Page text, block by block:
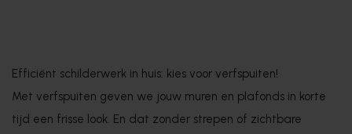
Efficiënt schilderwerk in huis: kies voor verfspuiten!
Met verfspuiten geven we jouw muren en plafonds in korte
tijd een frisse look. En dat zonder strepen of zichtbare